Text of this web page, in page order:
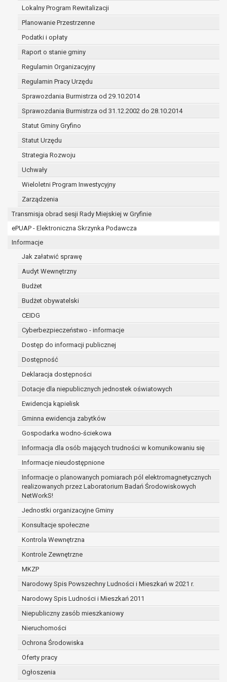
Lokalny Program Rewitalizacji
Planowanie Przestrzenne
Podatki i opłaty
Raport o stanie gminy
Regulamin Organizacyjny
Regulamin Pracy Urzędu
Sprawozdania Burmistrza od 29.10.2014
Sprawozdania Burmistrza od 31.12.2002 do 28.10.2014
Statut Gminy Gryfino
Statut Urzędu
Strategia Rozwoju
Uchwały
Wieloletni Program Inwestycyjny
Zarządzenia
Transmisja obrad sesji Rady Miejskiej w Gryfinie
ePUAP - Elektroniczna Skrzynka Podawcza
Informacje
Jak załatwić sprawę
Audyt Wewnętrzny
Budżet
Budżet obywatelski
CEIDG
Cyberbezpieczeństwo - informacje
Dostęp do informacji publicznej
Dostępność
Deklaracja dostępności
Dotacje dla niepublicznych jednostek oświatowych
Ewidencja kąpielisk
Gminna ewidencja zabytków
Gospodarka wodno-ściekowa
Informacja dla osób mających trudności w komunikowaniu się
Informacje nieudostępnione
Informacje o planowanych pomiarach pól elektromagnetycznych
realizowanych przez Laboratorium Badań Środowiskowych
NetWorkS!
Jednostki organizacyjne Gminy
Konsultacje społeczne
Kontrola Wewnętrzna
Kontrole Zewnętrzne
MKZP
Narodowy Spis Powszechny Ludności i Mieszkań w 2021 r.
Narodowy Spis Ludności i Mieszkań 2011
Niepubliczny zasób mieszkaniowy
Nieruchomości
Ochrona Środowiska
Oferty pracy
Ogłoszenia
(merytorycznych), a także obowiązków i
zadań zleconych przez instytucje
nadrzędne wobec Gminy;
zawarcia i realizacji umów;
ochrony żywotnych interesów osoby, której
dane dotyczą, lub innej osoby fizycznej;
wykonania zadania realizowanego w
interesie publicznym lub w ramach
sprawowania władzy publicznej
powierzonej administratorowi;
w pozostałych przypadkach dane osobowe
przetwarzane są wyłącznie na podstawie
wcześniej udzielonej zgody w zakresie i celu
określonym w treści zgody.
W związku z przetwarzaniem danych w celu
wskazanym w pkt. 3, dane osobowe mogą być
udostępniane innym upoważnionym odbiorcom lub
kategoriom odbiorców danych osobowych.
Odbiorcami mogą być:
podmioty, które przetwarzają dane
osobowe w imieniu administratora na
osobowych;
podmioty upoważnione do odbioru danych
przepisów prawa.
Pani/Pana dane osobowe będą przetwarzane
przez okres niezbędny do realizacji celu dla jakiego
zostały zebrane oraz zgodnie z terminami
archiwizacji określonymi przez przepisy prawa
powszechnie obowiązującego.
W przypadku, gdy dane osobowe przetwarzane są
na podstawie zgody osoby, której dane dotyczą
przetwarzanie odbywa się do czasu wycofania tej
zgody.
W przypadku, gdy dane osobowe przetwarzane są
w celu zawarcia i realizacji umowy przetwarzanie
odbywa się przez okres niezbędny do realizacji
zawartej umowy, a po tym czasie w zakresie
wymaganym przez przepisy prawa lub dla
zabezpieczenia ewentualnych roszczeń, a w
przypadku wyrażenia zgody na przetwarzanie
danych po zakończeniu i rozliczeniu umowy, do
czasu wycofania tej zgody.
Ponadto w przypadku umów o dofinansowanie
dane osobowe od momentu pozyskania
przechowywane są przez okres wynikający z
umowy o dofinansowanie zawartej między
beneficjentem a określoną instytucją, trwałości
danego projektu i konieczności zachowania
dokumentacji projektu do celów kontrolnych.
W związku z przetwarzaniem przez
administratora danych osobowych przysługuje
Pani/Panu:
prawo dostępu do treści danych oraz
otrzymywania ich kopii na podstawie art. 15
RODO;
podstawie art. 16 RODO,